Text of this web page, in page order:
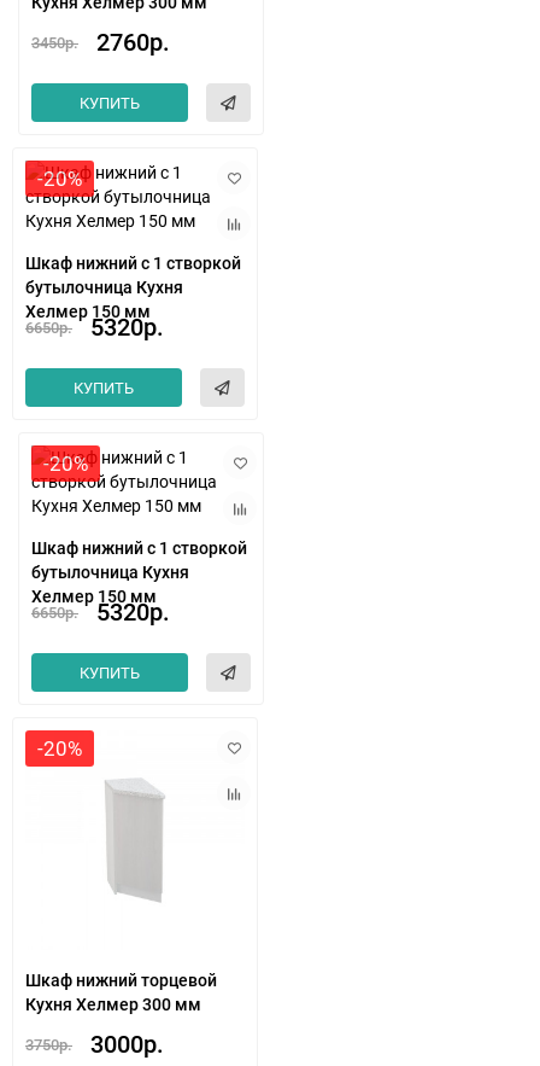
3450р. 2760р.
КУПИТЬ
-20%
Шкаф нижний с 1 створкой
бутылочница Кухня
Хелмер 150 мм
6650р. 5320р.
КУПИТЬ
-20%
Шкаф нижний с 1 створкой
бутылочница Кухня
Хелмер 150 мм
6650р. 5320р.
КУПИТЬ
-20%
Шкаф нижний торцевой
Кухня Хелмер 300 мм
3750р. 3000р.